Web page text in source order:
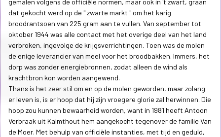
gemalen volgens de officiële normen, maar ook in 't zwart, graan
dat gekocht werd op de " zwarte markt " om het karig
broodrantsoen van 225 gram aan te vullen. Van september tot
oktober 1944 was alle contact met het overige deel van het land
verbroken, ingevolge de krijgsverrichtingen. Toen was de molen
de enige leverancier van meel voor het broodbakken. Immers, het
dorp was zonder energiebronnen, zodat alleen de wind als
krachtbron kon worden aangewend.
Thans is het zeer stil om en op de molen geworden, maar zolang
er leven is, is er hoop dat hij zijn vroegere glorie zal herwinnen. Die
hoop zou kunnen bewaarheid worden, want in 1981 heeft Antoon
Verbraak uit Kalmthout hem aangekocht tegenover de familie Van
de Moer. Met behulp van officiële instanties, met tijd en geduld,